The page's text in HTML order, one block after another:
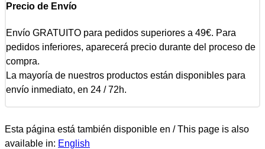
Precio de Envío
Envío GRATUITO para pedidos superiores a 49€. Para
pedidos inferiores, aparecerá precio durante del proceso de
compra.
La mayoría de nuestros productos están disponibles para
envío inmediato, en 24 / 72h.
Esta página está también disponible en / This page is also
available in: English